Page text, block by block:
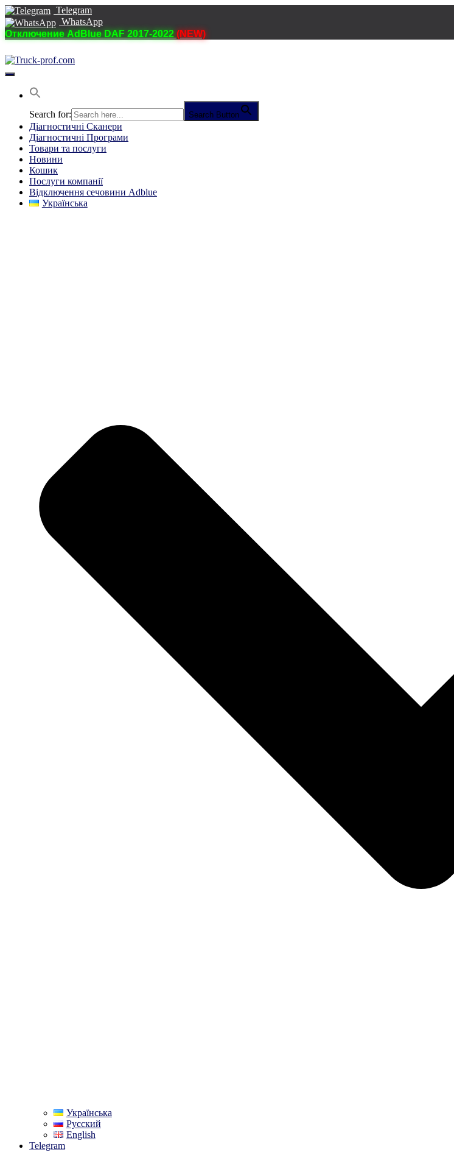
Telegram
WhatsApp
Отключение AdBlue DAF 2017-2022 (NEW)
Перемкнути
навігацію
Search for: Search Button
Діагностичні Cканери
Діагностичні Програми
Товари та послуги
Новини
Кошик
Послуги компанії
Відключення сечовини Adblue
Українська
Українська
Русский
English
Telegram